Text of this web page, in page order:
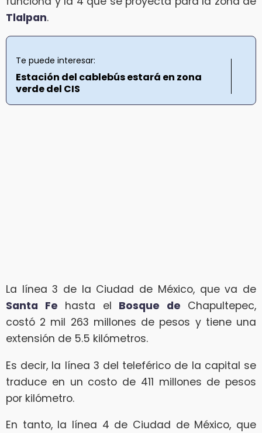
Tlalpan.
Te puede interesar:
Estación del cablebús estará en zona
verde del CIS
La línea 3 de la Ciudad de México, que va de
Santa Fe hasta el Bosque de Chapultepec,
costó 2 mil 263 millones de pesos y tiene una
extensión de 5.5 kilómetros.
Es decir, la línea 3 del teleférico de la capital se
traduce en un costo de 411 millones de pesos
por kilómetro.
En tanto, la línea 4 de Ciudad de México, que